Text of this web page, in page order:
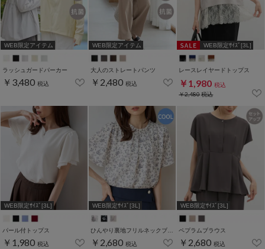
WEB限定アイテム
ラッシュガードパーカー
￥3,480 税込
WEB限定アイテム
大人のストレートパンツ
￥2,480 税込
WEB限定ｻｲｽﾞ[3L]
レースレイヤードトップス
￥1,980 税込
￥2,480税込
WEB限定ｻｲｽﾞ[3L]
パール付トップス
￥1,980 税込
WEB限定ｻｲｽﾞ[3L]
ひんやり裏地フリルネックブラウス
￥2,680 税込
WEB限定ｻｲｽﾞ[3L]
ペプラムブラウス
￥2,680 税込